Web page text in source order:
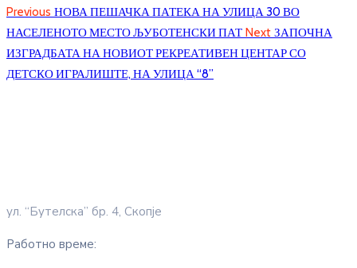
Previous НОВА ПЕШАЧКА ПАТЕКА НА УЛИЦА 30 ВО
НАСЕЛЕНОТО МЕСТО ЉУБОТЕНСКИ ПАТ Next ЗАПОЧНА
ИЗГРАДБАТА НА НОВИОТ РЕКРЕАТИВЕН ЦЕНТАР СО
ДЕТСКО ИГРАЛИШТЕ, НА УЛИЦА “8”
ул. “Бутелска” бр. 4, Скопје
Работно време: